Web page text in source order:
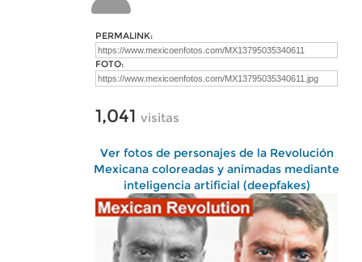
PERMALINK:
FOTO:
1,041 visitas
Ver fotos de personajes de la Revolución
Mexicana coloreadas y animadas mediante
inteligencia artificial (deepfakes)